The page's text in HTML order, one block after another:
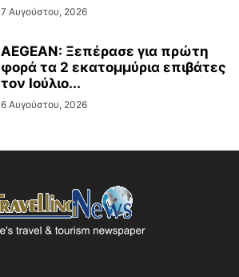
7 Αυγούστου, 2026
AEGEAN: Ξεπέρασε για πρώτη
φορά τα 2 εκατομμύρια επιβάτες
τον Ιούλιο...
6 Αυγούστου, 2026